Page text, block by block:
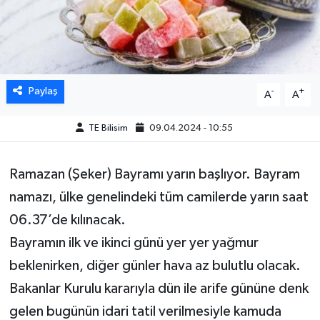
Paylaş A- A+
TE Bilisim 09.04.2024 - 10:55
Ramazan (Şeker) Bayramı yarın başlıyor. Bayram
namazı, ülke genelindeki tüm camilerde yarın saat
06.37’de kılınacak.
Bayramın ilk ve ikinci günü yer yer yağmur
beklenirken, diğer günler hava az bulutlu olacak.
Bakanlar Kurulu kararıyla dün ile arife gününe denk
gelen bugünün idari tatil verilmesiyle kamuda